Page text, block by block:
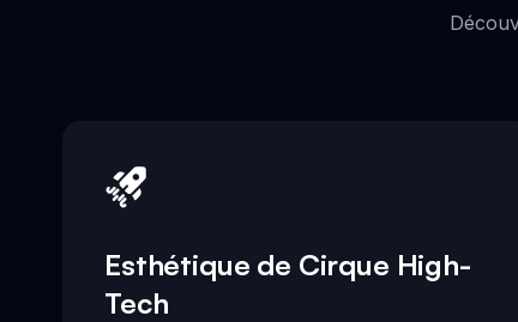
Esthétique de Cirque High-
Tech